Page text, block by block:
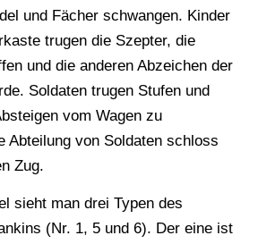
und Fächer schwangen. Kinder
trugen die Szepter, die
und die anderen Abzeichen der
Soldaten trugen Stufen und
vom Wagen zu
Abteilung von Soldaten schloss
Zug.
sieht man drei Typen des
(Nr. 1, 5 und 6). Der eine ist